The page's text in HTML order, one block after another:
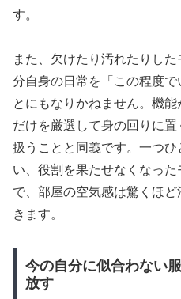
す。
また、欠けたり汚れたりし
分自身の日常を「この程度
とにもなりかねません。機
だけを厳選して身の回りに
扱うことと同義です。一つ
い、役割を果たせなくなっ
で、部屋の空気感は驚くほ
きます。
今の自分に似合わない
放す